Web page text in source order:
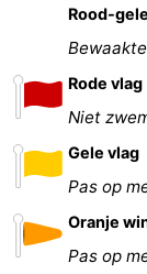
Rood-
Rode vlag
Niet
Gele vlag
Pas op
Oranje
Pas op